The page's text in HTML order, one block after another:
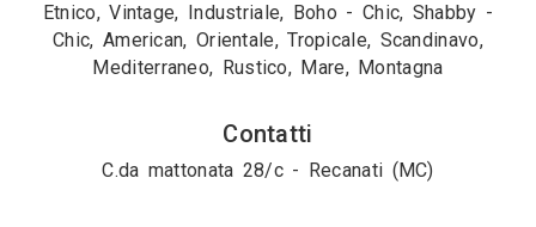
Etnico, Vintage, Industriale, Boho - Chic, Shabby -
Chic, American, Orientale, Tropicale, Scandinavo,
Mediterraneo, Rustico, Mare, Montagna
Contatti
C.da mattonata 28/c - Recanati (MC)